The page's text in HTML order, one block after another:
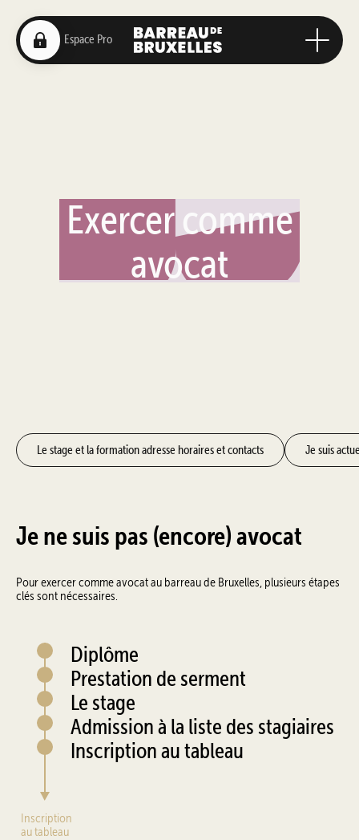
Exercer comme
avocat
Le stage et la formation adresse horaires et contacts Je suis
Je ne suis pas (encore) avocat
Pour exercer comme avocat au barreau de Bruxelles, plusieurs étapes
clés sont nécessaires.
Diplôme
Prestation de serment
Le stage
Admission à la liste des stagiaires
Inscription au tableau
Inscription
au tableau